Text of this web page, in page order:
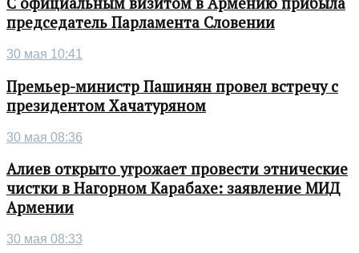
председатель Парламента Словении
30 мая 10:41
Премьер-министр Пашинян провел встречу с
президентом Хачатуряном
30 мая 08:36
Алиев открыто угрожает провести этнические
чистки в Нагорном Карабахе: заявление МИД
Армении
30 мая 08:33